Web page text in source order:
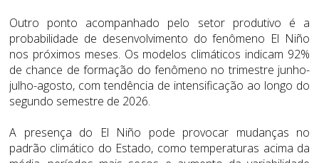
Outro ponto acompanhado pelo setor produtivo é a
probabilidade de desenvolvimento do fenômeno El Niño
nos próximos meses. Os modelos climáticos indicam 92%
de chance de formação do fenômeno no trimestre junho-
julho-agosto, com tendência de intensificação ao longo do
segundo semestre de 2026.
A presença do El Niño pode provocar mudanças no
padrão climático do Estado, como temperaturas acima da